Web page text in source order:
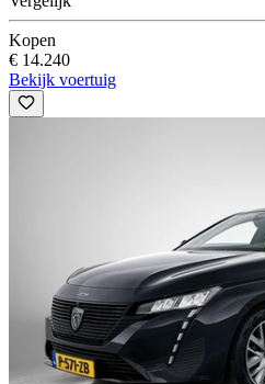
Kopen
€ 14.240
Bekijk voertuig